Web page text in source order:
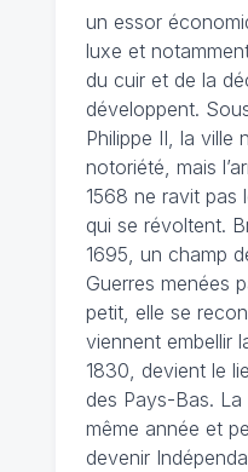
un essor
luxe et
du cuir et de la
développent.
Philippe II, la ville
notoriété, mais
1568 ne ravit pas
qui se révoltent.
1695, un champ
Guerres menées
petit, elle se
viennent embellir
1830, devient le
des Pays-Bas.
même année et
devenir